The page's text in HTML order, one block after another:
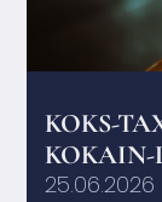
KOKS-
KOKAIN-
25.06.2026